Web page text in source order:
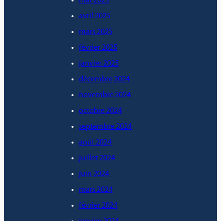
avril 2025
mars 2025
février 2025
janvier 2025
décembre 2024
novembre 2024
octobre 2024
septembre 2024
août 2024
juillet 2024
juin 2024
mars 2024
février 2024